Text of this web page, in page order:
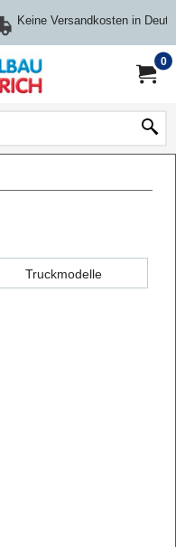
Keine Versandkosten in
0
Truckmodelle